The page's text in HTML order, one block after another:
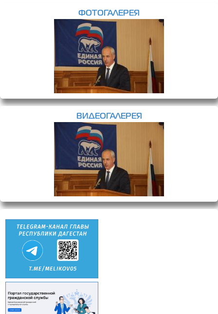
ФОТОГАЛЕРЕЯ
ВИДЕОГАЛЕРЕЯ